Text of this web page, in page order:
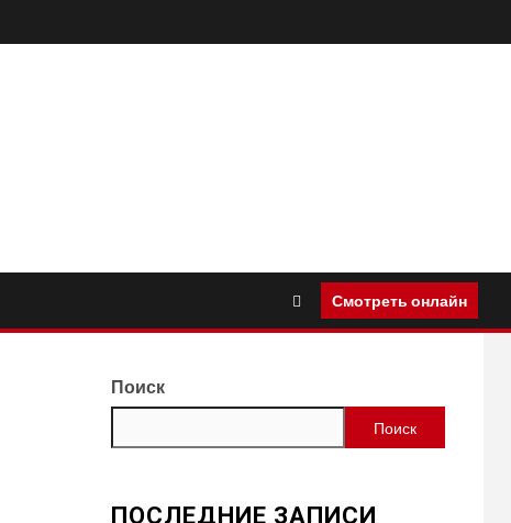
Смотреть онлайн
Поиск
Поиск
ПОСЛЕДНИЕ ЗАПИСИ